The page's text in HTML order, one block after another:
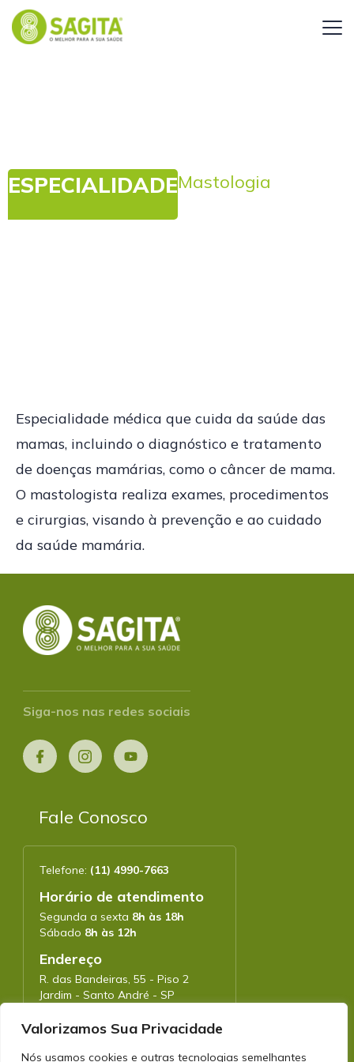
Valorizamos Sua Privacidade
Nós usamos cookies e outras tecnologias semelhantes
ESPECIALIDADEMastologia
Especialidade médica que cuida da saúde das
mamas, incluindo o diagnóstico e tratamento
de doenças mamárias, como o câncer de mama.
O mastologista realiza exames, procedimentos
e cirurgias, visando à prevenção e ao cuidado
da saúde mamária.
Siga-nos nas redes sociais
Fale Conosco
Telefone: (11) 4990-7663
Horário de atendimento
Segunda a sexta 8h às 18h
Sábado 8h às 12h
Endereço
R. das Bandeiras, 55 - Piso 2
Jardim - Santo André - SP